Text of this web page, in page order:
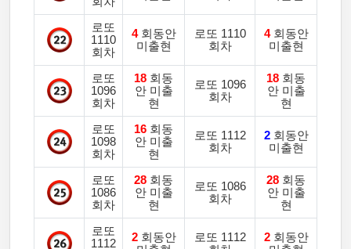
로또
1110
회차
4회동안
미출현
로또 1110
회차
4회동안
미출현
로또
1096
회차
18 회동
안 미출
현
로또 1096
회차
18 회동
안 미출
현
로또
1098
회차
16 회동
안 미출
현
로또 1112
회차
2회동안
미출현
로또
1086
회차
28 회동
안 미출
현
로또 1086
회차
28 회동
안 미출
현
로또
1112
2회동안
로또 1112
2회동안